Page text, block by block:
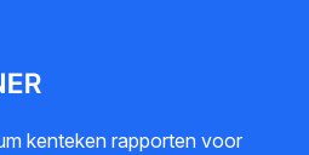
kenteken rapporten voor